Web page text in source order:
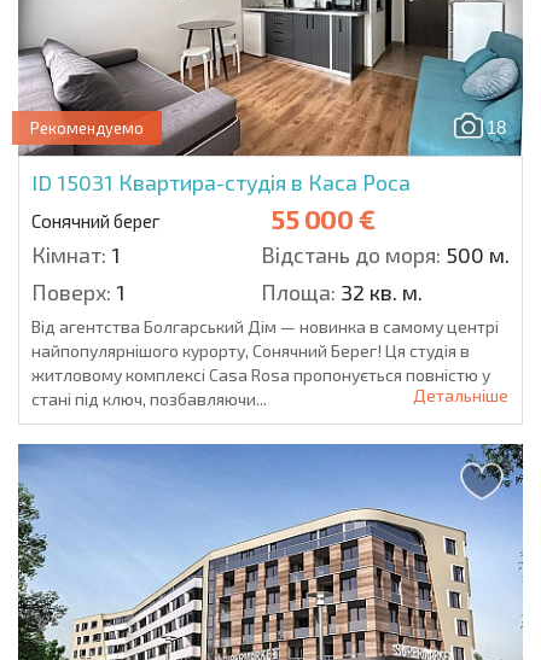
18
Рекомендуемо
ID 15031 Квартира-студія в Каса Роса
Сонячний берег 55 000 €
Кімнат: 1 Відстань до моря: 500 м.
Поверх: 1 Площа: 32 кв. м.
Від агентства Болгарський Дім — новинка в самому центрі
найпопулярнішого курорту, Сонячний Берег! Ця студія в
житловому комплексі Casa Rosa пропонується повністю у
стані під ключ, позбавляючи...
Детальніше